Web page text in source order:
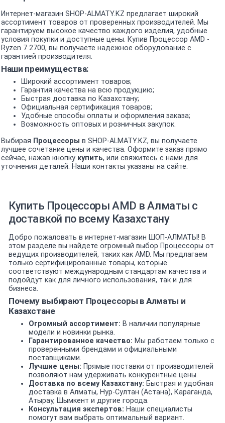
Интернет-магазин SHOP-ALMATY.KZ предлагает широкий
ассортимент товаров от проверенных производителей. Мы
гарантируем высокое качество каждого изделия, удобные
условия покупки и доступные цены. Купив Процессор AMD -
Ryzen 7 2700, вы получаете надёжное оборудование с
гарантией производителя.
Наши преимущества:
Широкий ассортимент товаров;
Гарантия качества на всю продукцию;
Быстрая доставка по Казахстану;
Официальная сертификация товаров;
Удобные способы оплаты и оформления заказа;
Возможность оптовых и розничных закупок.
Выбирая Процессоры в SHOP-ALMATY.KZ, вы получаете
лучшее сочетание цены и качества. Оформите заказ прямо
сейчас, нажав кнопку купить, или свяжитесь с нами для
уточнения деталей. Наши контакты указаны на сайте.
Купить Процессоры AMD в Алматы с
доставкой по всему Казахстану
Добро пожаловать в интернет-магазин ШОП-АЛМАТЫ! В
этом разделе вы найдете огромный выбор Процессоры от
ведущих производителей, таких как AMD. Мы предлагаем
только сертифицированные товары, которые
соответствуют международным стандартам качества и
подойдут как для личного использования, так и для
бизнеса.
Почему выбирают Процессоры в Алматы и
Казахстане
Огромный ассортимент: В наличии популярные
модели и новинки рынка.
Гарантированное качество: Мы работаем только с
проверенными брендами и официальными
поставщиками.
Лучшие цены: Прямые поставки от производителей
позволяют нам удерживать конкурентные цены.
Доставка по всему Казахстану: Быстрая и удобная
доставка в Алматы, Нур-Султан (Астана), Караганда,
Атырау, Шымкент и другие города.
Консультация экспертов: Наши специалисты
помогут вам выбрать оптимальный вариант.